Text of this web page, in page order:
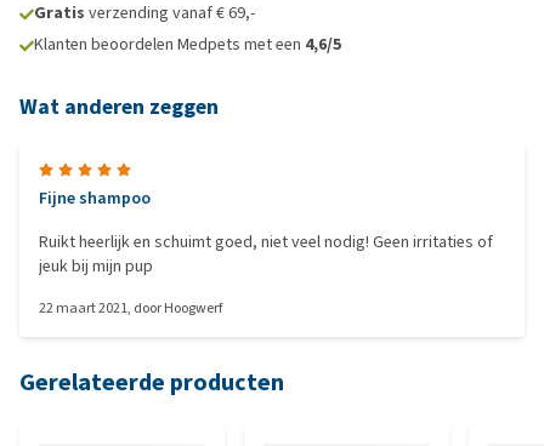
Gratis verzending vanaf € 69,-
Klanten beoordelen Medpets met een 4,6/5
Wat anderen zeggen
Fijne shampoo
Ruikt heerlijk en schuimt goed, niet veel nodig! Geen irritaties of
jeuk bij mijn pup
22 maart 2021, doorHoogwerf
Gerelateerde producten